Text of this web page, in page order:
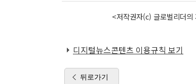
<저작권자(c) 글로벌리더
디지털뉴스콘텐츠 이용규칙 보기
뒤로가기